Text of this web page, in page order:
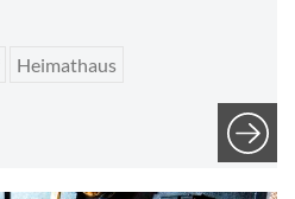
Heimathaus